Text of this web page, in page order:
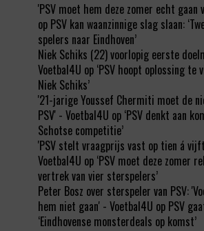
'PSV moet hem deze zomer echt gaan
op PSV kan waanzinnige slag slaan:
spelers naar Eindhoven’
Niek Schiks (22) voorlopig eerste
Voetbal4U op ‘PSV hoopt oplossing
Niek Schiks’
'21-jarige Youssef Chermiti moet de
PSV' - Voetbal4U op ‘PSV denkt aan
Schotse competitie’
'PSV stelt vraagprijs vast op tien á
Voetbal4U op ‘PSV moet deze zomer
vertrek van vier sterspelers’
Peter Bosz over sterspeler van PSV:
hem niet gaan' - Voetbal4U op PSV
‘Eindhovense monsterdeals op komst’